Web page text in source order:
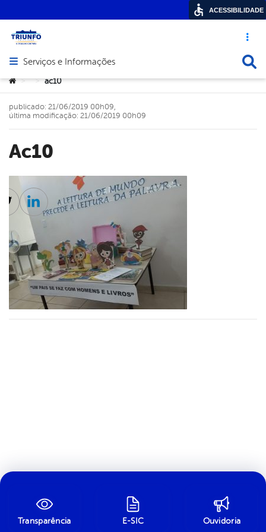
Acesso
Abrir menu principal de navegação
Serviços e Informações
Você está aqui:
> > ac10
ac10
publicado: 21/06/2019 00h09,
última modificação: 21/06/2019 00h09
Twitter
Linkedin
Transparência E-SIC Ouvidoria
ACESSIBILIDADE